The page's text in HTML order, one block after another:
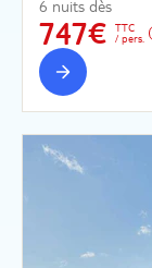
6 nuits dès
747€
TTC
/ pers.